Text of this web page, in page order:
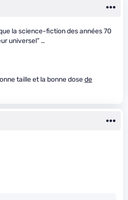
la science-fiction des années 70
universel” …
taille et la bonne dosede